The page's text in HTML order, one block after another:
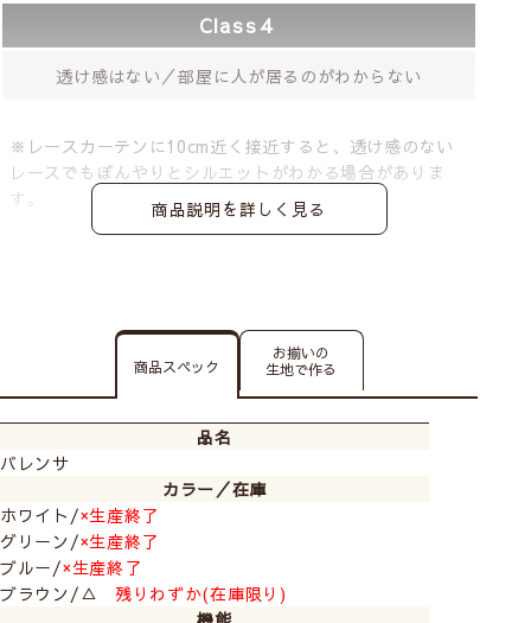
Class４
透け感はない／部屋に人が居るのがわからない
※レースカーテンに10cm近く接近すると、透け感のない
レースでもぼんやりとシルエットがわかる場合がありま
す。
商品説明を詳しく見る
商品スペック
お揃いの
生地で作る
品名
バレンサ
カラー／在庫
ホワイト/×生産終了
グリーン/×生産終了
ブルー/×生産終了
ブラウン/△ 残りわずか(在庫限り)